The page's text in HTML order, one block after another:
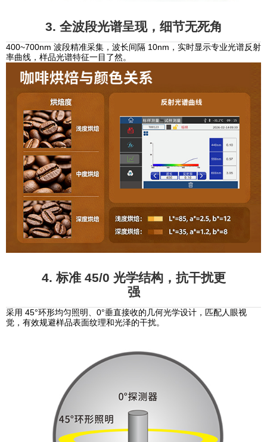
3. 全波段光谱呈现，细节无死角
400~700nm 波段精准采集，波长间隔 10nm，实时显示专业光谱反射
率曲线，样品光谱特征一目了然。
4. 标准 45/0 光学结构，抗干扰更
强
采用 45°环形均匀照明、0°垂直接收的几何光学设计，匹配人眼视
觉，有效规避样品表面纹理和光泽的干扰。